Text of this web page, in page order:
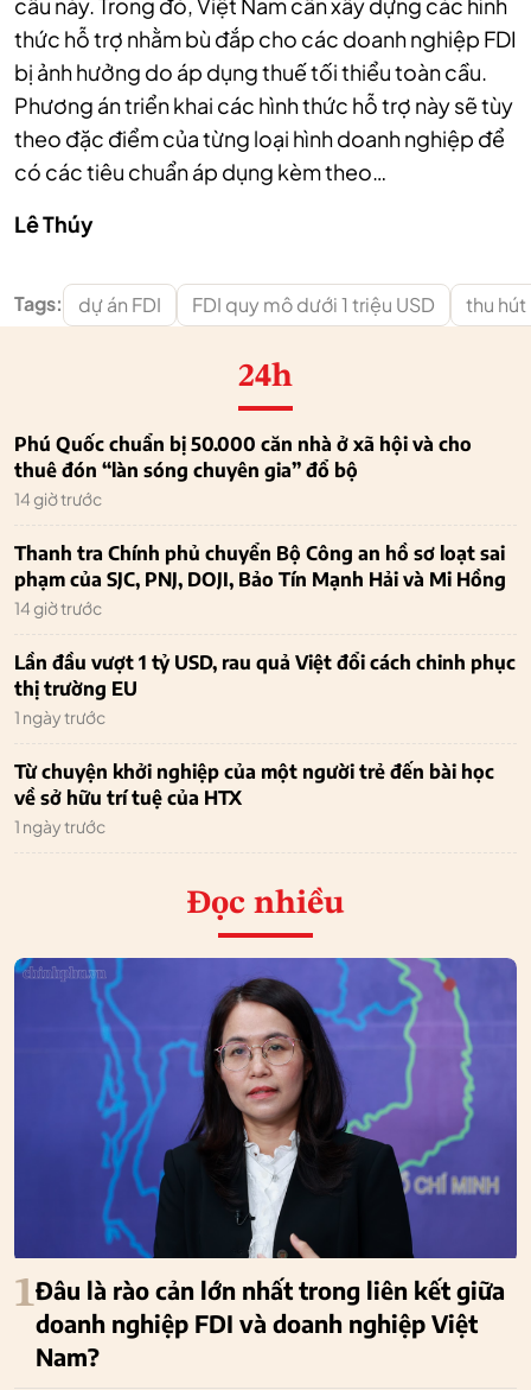
thức hỗ trợ nhằm bù đắp cho các doanh nghiệp FDI
bị ảnh hưởng do áp dụng thuế tối thiểu toàn cầu.
Phương án triển khai các hình thức hỗ trợ này sẽ tùy
theo đặc điểm của từng loại hình doanh nghiệp để
có các tiêu chuẩn áp dụng kèm theo…
Lê Thúy
Tags: dự án FDI FDI quy mô dưới 1 triệu USD thu hút
24h
Phú Quốc chuẩn bị 50.000 căn nhà ở xã hội và cho
thuê đón “làn sóng chuyên gia” đổ bộ
14 giờ trước
Thanh tra Chính phủ chuyển Bộ Công an hồ sơ loạt sai
phạm của SJC, PNJ, DOJI, Bảo Tín Mạnh Hải và Mi Hồng
14 giờ trước
Lần đầu vượt 1 tỷ USD, rau quả Việt đổi cách chinh phục
thị trường EU
1 ngày trước
Từ chuyện khởi nghiệp của một người trẻ đến bài học
về sở hữu trí tuệ của HTX
1 ngày trước
Đọc nhiều
1Đâu là rào cản lớn nhất trong liên kết giữa
doanh nghiệp FDI và doanh nghiệp Việt
Nam?